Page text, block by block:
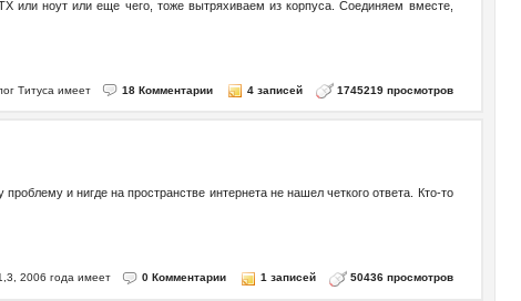
или ноут или еще чего, тоже вытряхиваем из корпуса. Соединяем вместе,
Титуса имеет 18 Комментарии 4 записей 1745219 просмотров
и нигде на пространстве интернета не нашел четкого ответа. Кто-то
2006 года имеет 0 Комментарии 1 записей 50436 просмотров